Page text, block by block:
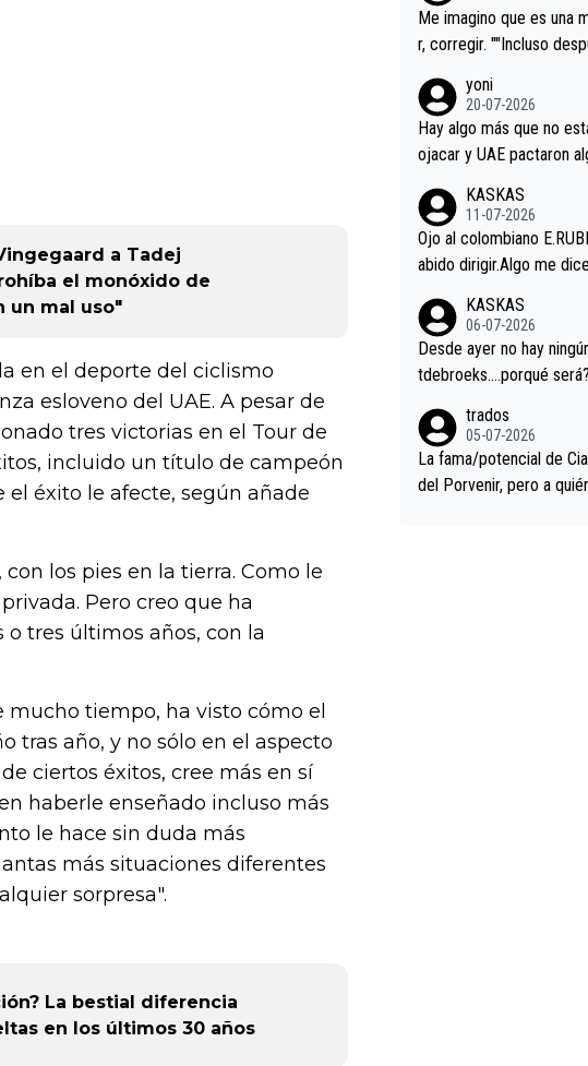
a Tadej
el monóxido de
un mal uso"
en el deporte del ciclismo
esloveno del UAE. A pesar de
tres victorias en el Tour de
incluido un título de campeón
éxito le afecte, según añade
los pies en la tierra. Como le
Pero creo que ha
tres últimos años, con la
tiempo, ha visto cómo el
tras año, y no sólo en el aspecto
ciertos éxitos, cree más en sí
haberle enseñado incluso más
le hace sin duda más
más situaciones diferentes
sorpresa".
La bestial diferencia
en los últimos 30 años
an tristes sin victorias.
Me imagino que es una
r, corregir. ""Incluso
rd permaneció pegado a
en la que era capaz de
yoni
20-07-2026
Hay algo más que no
ojacar y UAE pactaron
casi sin pedalear, luego
la mano de una manera
oques en el hombro con
o aprieta, a ver si por
n posición de podio
KASKAS
11-07-2026
Ojo al colombiano
abido
KASKAS
06-07-2026
Desde ayer no hay ningún
tdebroeks….porqué
trados
05-07-2026
La fama/potencial de
del Porvenir, pero a